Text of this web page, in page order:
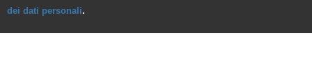
dei dati personali.